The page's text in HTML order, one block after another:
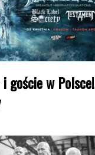
goście w Polsce!